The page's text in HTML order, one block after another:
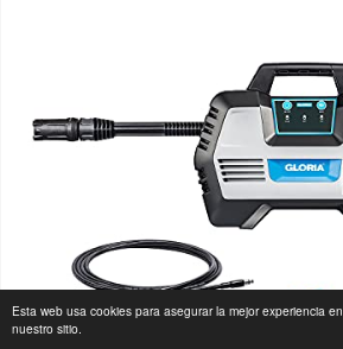
Esta web usa cookies para asegurar la mejor experiencia en
nuestro sitio.